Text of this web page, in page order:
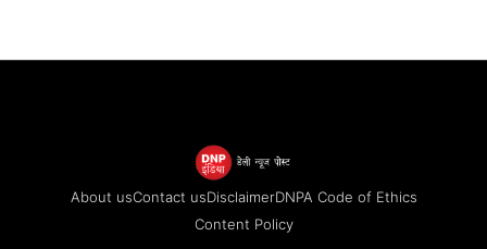
About usContact usDisclaimerDNPA Code of Ethics
Content Policy